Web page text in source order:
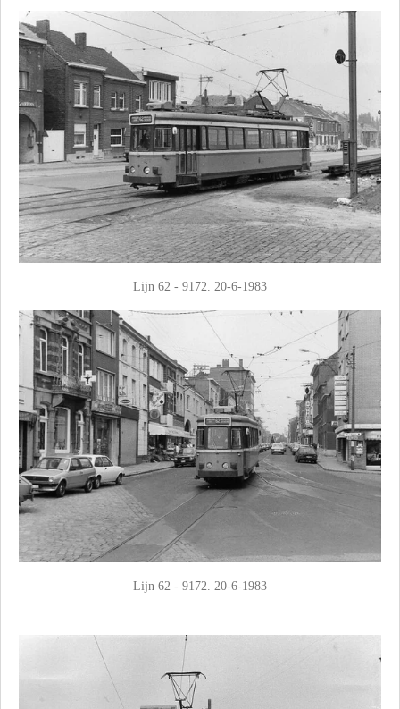
Lijn 62 - 9172. 20-6-1983
Lijn 62 - 9172. 20-6-1983